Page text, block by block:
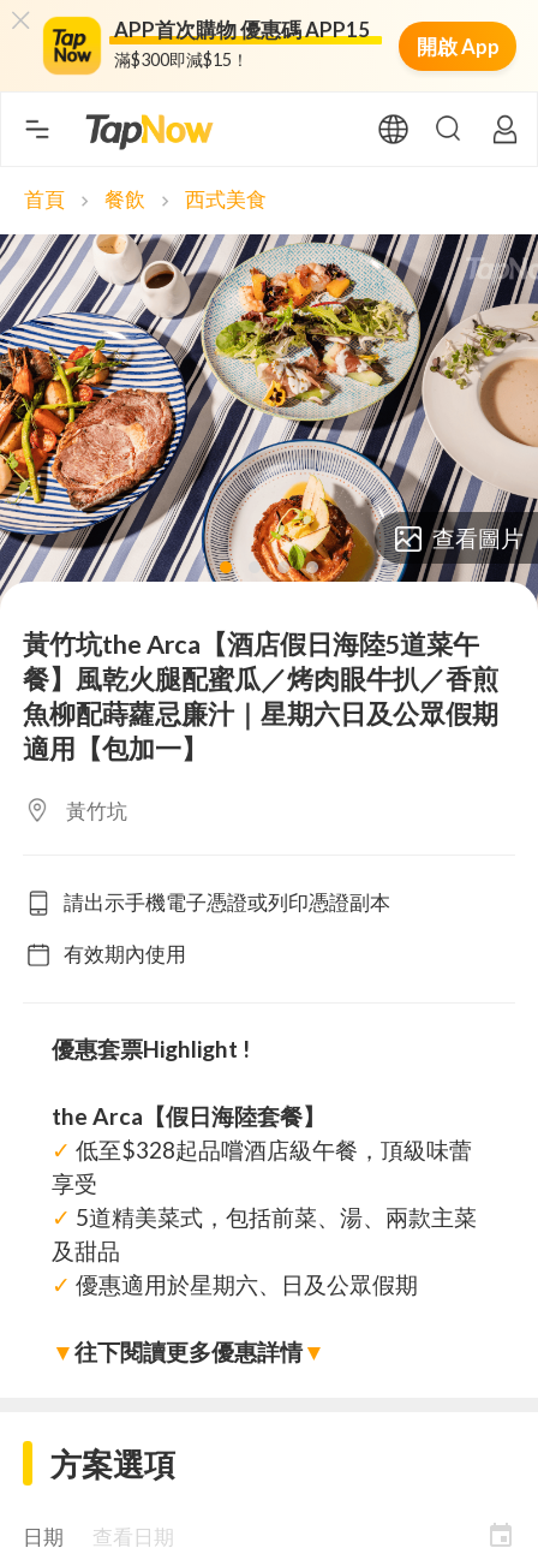
APP首次購物 優惠碼 APP15
滿$300即減$15！
開啟 App
首頁 chevron_right 餐飲 chevron_right 西式美食
lens lens lens lens
查看圖片
黃竹坑the Arca【酒店假日海陸5道菜午
餐】風乾火腿配蜜瓜／烤肉眼牛扒／香煎
魚柳配蒔蘿忌廉汁｜星期六日及公眾假期
適用【包加一】
黃竹坑
請出示手機電子憑證或列印憑證副本
有效期內使用
優惠套票Highlight !
the Arca【假日海陸套餐】
✓ 低至$328起品嚐酒店級午餐，頂級味蕾
享受
✓ 5道精美菜式，包括前菜、湯、兩款主菜
及甜品
✓ 優惠適用於星期六、日及公眾假期
▼往下閱讀更多優惠詳情▼
方案選項
日期 查看日期 event